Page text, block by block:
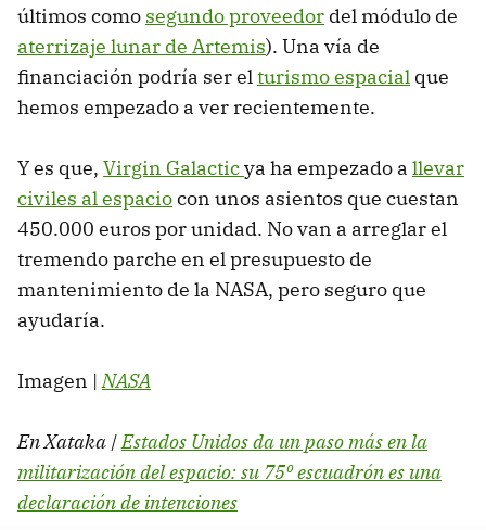
últimos como segundo proveedor del módulo de
aterrizaje lunar de Artemis). Una vía de
financiación podría ser elturismo espacial que
hemos empezado a ver recientemente.
Y es que, Virgin Galacticya ha empezado a llevar
civiles al espaciocon unos asientos que cuestan
450.000 euros por unidad. No van a arreglar el
tremendo parche en el presupuesto de
mantenimiento de la NASA, pero seguro que
ayudaría.
Imagen |NASA
En Xataka |Estados Unidos da un paso más en la
militarización del espacio: su 75º escuadrón es una
declaración de intenciones